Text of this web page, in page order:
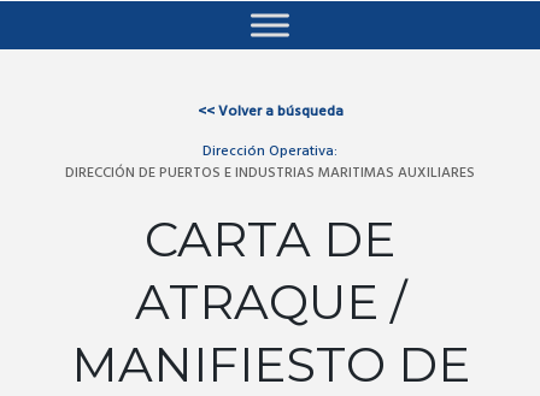
<<Volver a búsqueda
Dirección Operativa:
DIRECCIÓN DE PUERTOS E INDUSTRIAS MARITIMAS AUXILIARES
CARTA DE
ATRAQUE /
MANIFIESTO DE